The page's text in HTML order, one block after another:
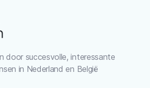
door succesvolle, interessante
in Nederland en België